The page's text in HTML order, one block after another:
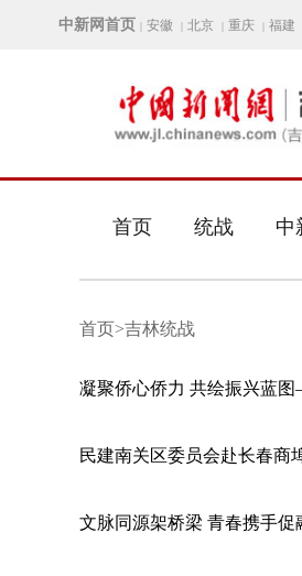
中新网首页 | 安徽 | 北京 | 重庆 | 福建
首页 统战 中
首页>吉林统战
凝聚侨心侨力 共绘振兴蓝
民建南关区委员会赴长春商
文脉同源架桥梁 青春携手